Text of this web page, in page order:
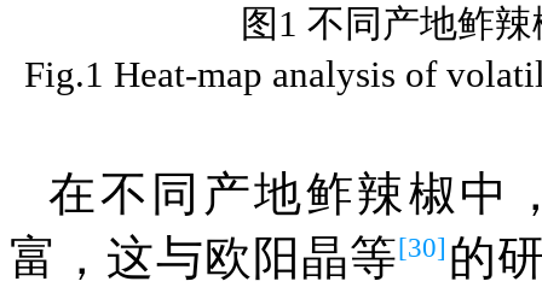
图1 不同产地鲊
Fig.1 Heat-map analysis of
在不同产地鲊辣椒中
富，这与欧阳晶等[30] 的